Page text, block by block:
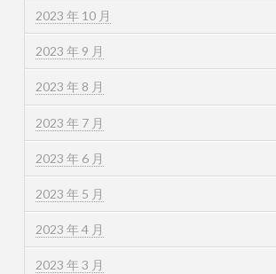
2023 年 10 月
2023 年 9 月
2023 年 8 月
2023 年 7 月
2023 年 6 月
2023 年 5 月
2023 年 4 月
2023 年 3 月